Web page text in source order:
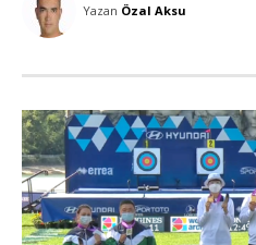
Yazan Özal Aksu